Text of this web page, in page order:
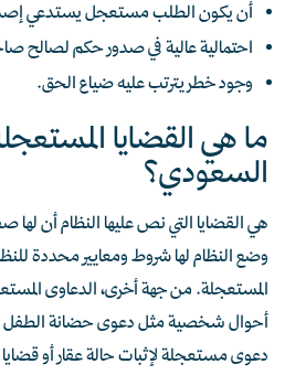
أن يكون الطلب مستعجل يستدعي
احتمالية عالية في صدور حكم لصالح
وجود خطر يترتب عليه ضياع الحق.
ما هي القضايا
السعودي؟
هي القضايا التي نص عليها النظام أن لها
وضع النظام لها شروط ومعايير محددة
المستعجلة. من جهة أخرى، الدعاوى
أحوال شخصية مثل دعوى حضانة الطفل
دعوى مستعجلة لإثبات حالة عقار أو قضايا